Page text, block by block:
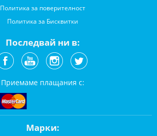
Политика за поверителност
Политика за Бисквитки
Последвай ни в:
Приемаме плащания с:
Марки: